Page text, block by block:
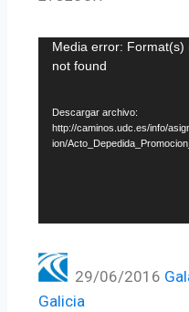
c
o
r
Media error:
not found
Descargar archivo:
http://caminos.udc.es/info/
ion/
29/06/2016
Galicia